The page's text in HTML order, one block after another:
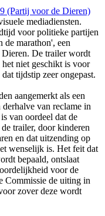
(Partij voor de Dieren)
mediadiensten.
voor politieke partijen
de marathon', een
De trailer wordt
niet geschikt is voor
tijdstip zeer ongepast.
aangemerkt als een
van reclame in
van oordeel dat de
trailer, door kinderen
en dat uitzending op
wenselijk is. Het feit dat
bepaald, ontslaat
voor de
Commissie de uiting in
zover deze wordt